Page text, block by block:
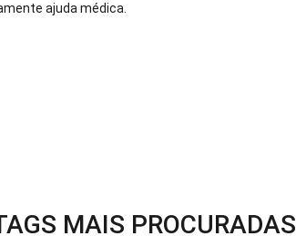
ajuda médica.
MAIS PROCURADAS